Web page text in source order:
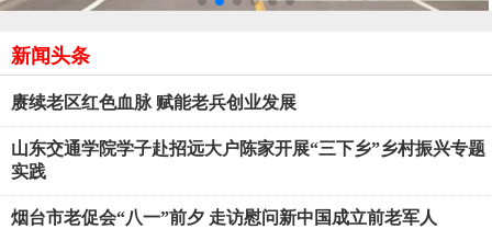
新闻头条
赓续老区红色血脉 赋能老兵创业发展
山东交通学院学子赴招远大户陈家开展“三下乡”乡村振兴专题
实践
烟台市老促会“八一”前夕 走访慰问新中国成立前老军人